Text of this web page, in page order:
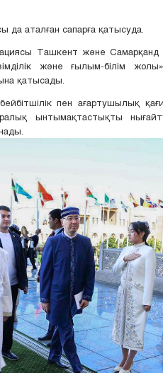
аталған сапарға қатысуда.
Ташкент және Самарқанд
және ғылым-білім
қатысады.
пен ағартушылық
ынтымақтастықты